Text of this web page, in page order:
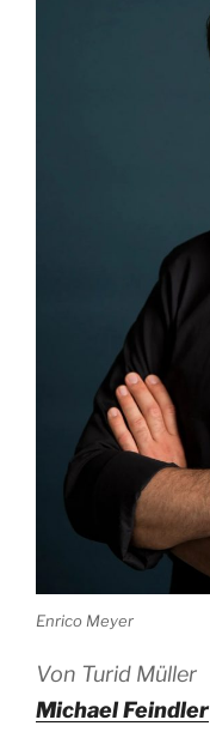
Enrico Meyer
Von Turid Müller
Michael Feindler